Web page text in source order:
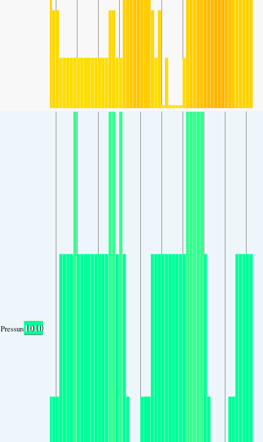
Pressure1010